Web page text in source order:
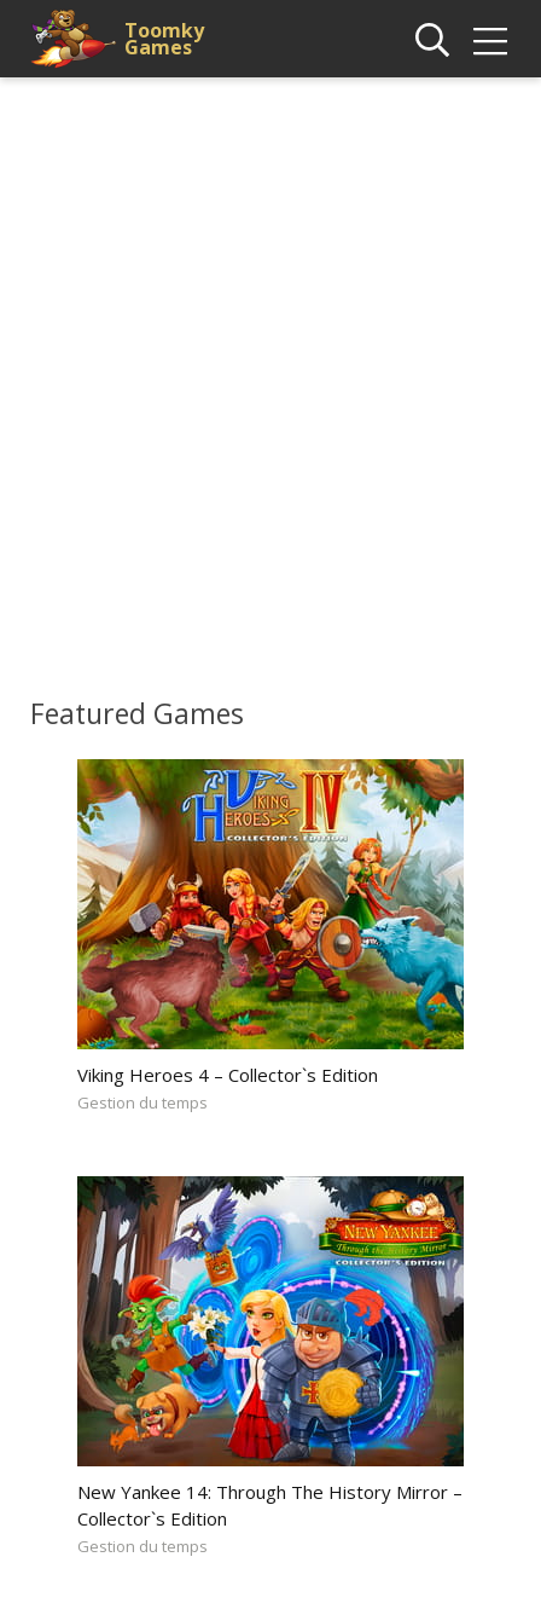
Toomky
Games
Featured Games
Viking Heroes 4 – Collector`s Edition
Gestion du temps
New Yankee 14: Through The History Mirror –
Collector`s Edition
Gestion du temps